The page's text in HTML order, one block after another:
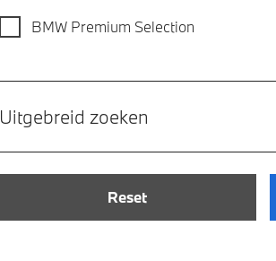
BMW Premium Selection
Uitgebreid zoeken
Reset